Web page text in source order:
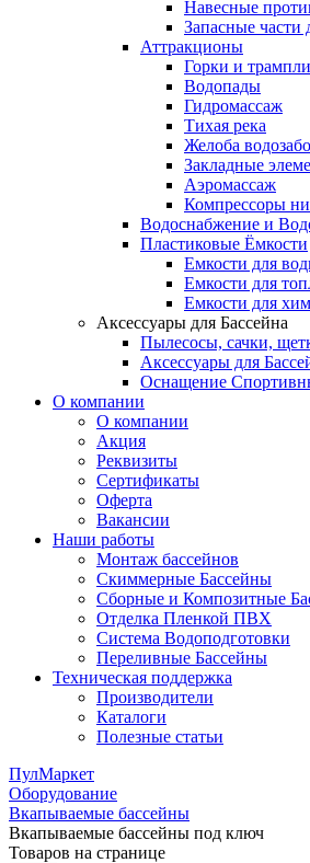
Навесные
Запасные части
Аттракционы
Горки и
Водопады
Гидромассаж
Тихая река
Желоба
Закладные
Аэромассаж
Компрессоры
Водоснабжение и
Пластиковые Ёмкости
Емкости для
Емкости для
Емкости для
Аксессуары для Бассейна
Пылесосы, сачки,
Аксессуары для
Оснащение
О компании
О компании
Акция
Реквизиты
Сертификаты
Оферта
Вакансии
Наши работы
Монтаж бассейнов
Скиммерные Бассейны
Сборные и Композитные
Отделка Пленкой ПВХ
Система Водоподготовки
Переливные Бассейны
Техническая поддержка
Производители
Каталоги
Полезные статьи
ПулМаркет
Оборудование
Вкапываемые бассейны
Вкапываемые бассейны под ключ
Товаров на странице